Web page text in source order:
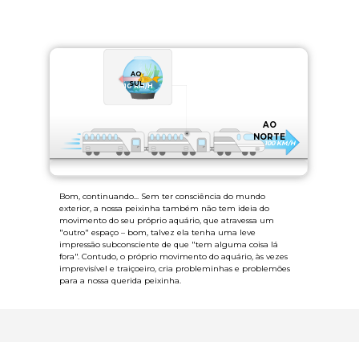
Bom, continuando... Sem ter consciência do mundo
exterior, a nossa peixinha também não tem ideia do
movimento do seu próprio aquário, que atravessa um
"outro" espaço – bom, talvez ela tenha uma leve
impressão subconsciente de que "tem alguma coisa lá
fora". Contudo, o próprio movimento do aquário, às vezes
imprevisível e traiçoeiro, cria probleminhas e problemões
para a nossa querida peixinha.
100 KM/H
10 KM/H
AO
NORTE
AO
SUL